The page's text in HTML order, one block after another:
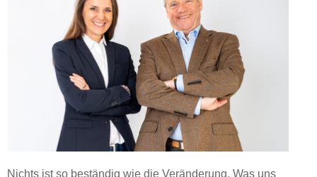
Nichts ist so beständig wie die Veränderung. Was uns